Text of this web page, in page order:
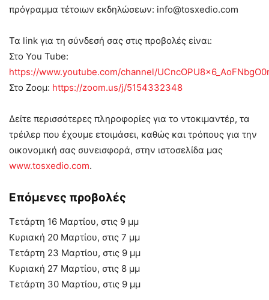
πρόγραμμα τέτοιων εκδηλώσεων: info@tosxedio.com
Τα link για τη σύνδεσή σας στις προβολές είναι:
Στο You Tube:
https://www.youtube.com/channel/
Στο Ζοομ: https://zoom.us/j/5154332348
Δείτε περισσότερες πληροφορίες για το ντοκιμαντέρ, τα
τρέιλερ που έχουμε ετοιμάσει, καθώς και τρόπους για την
οικονομική σας συνεισφορά, στην ιστοσελίδα μας
www.tosxedio.com.
Επόμενες προβολές
Τετάρτη 16 Μαρτίου, στις 9 μμ
Κυριακή 20 Μαρτίου, στις 7 μμ
Τετάρτη 23 Μαρτίου, στις 9 μμ
Κυριακή 27 Μαρτίου, στις 8 μμ
Τετάρτη 30 Μαρτίου, στις 9 μμ